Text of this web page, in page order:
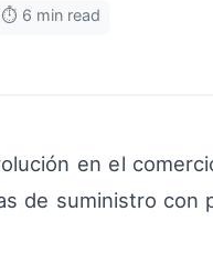
⏱️ 6 min read
en el
de suministro con